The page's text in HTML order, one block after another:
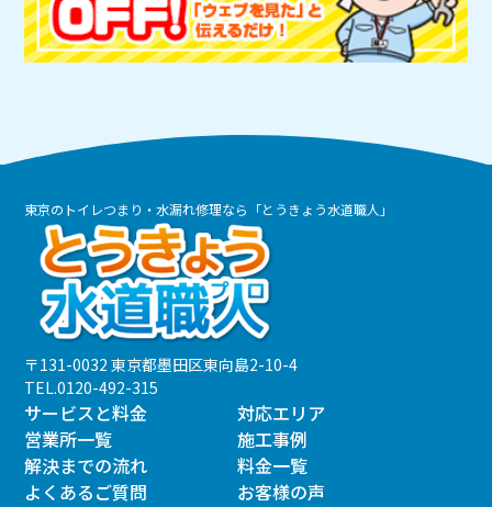
東京のトイレつまり・水漏れ修理なら「とうきょう水道職人」
〒131-0032 東京都墨田区東向島2-10-4
TEL.0120-492-315
サービスと料金
対応エリア
営業所一覧
施工事例
解決までの流れ
料金一覧
よくあるご質問
お客様の声